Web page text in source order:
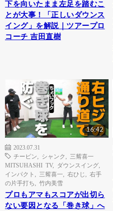
下を向いたまま左足を踏むこ
とが大事！「正しいダウンス
イング」を解説｜ツアープロ
コーチ 吉田直樹
16:42
2023.07.31
チーピン
シャンク
三觜喜一
MITSUHASHI TV, ダウンスイング
インパクト
三觜喜一 右ひじ
右手
の片手打ち
竹内美雪
プロもアマもスコアが出切ら
ない要因となる「巻き球」へ